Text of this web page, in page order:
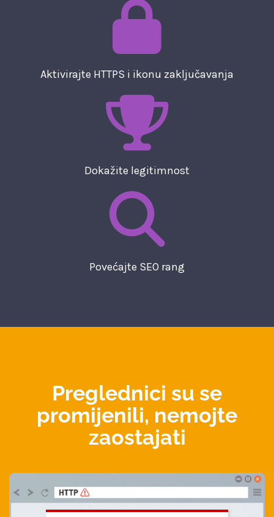
Aktivirajte HTTPS i ikonu zaključavanja
Dokažite legitimnost
Povećajte SEO rang
Preglednici su se
promijenili, nemojte
zaostajati